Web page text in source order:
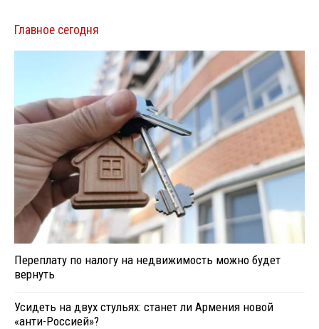
Главное сегодня
Переплату по налогу на недвижимость можно будет
вернуть
Усидеть на двух стульях: станет ли Армения новой
«анти-Россией»?